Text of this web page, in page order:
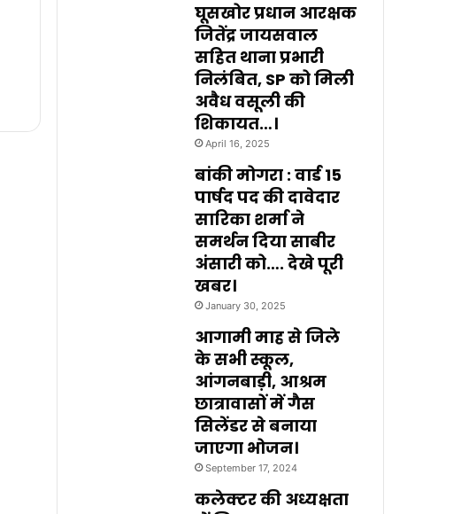
घूसखोर प्रधान आरक्षक
जितेंद्र जायसवाल
सहित थाना प्रभारी
निलंबित, SP को मिली
अवैध वसूली की
शिकायत…।
April 16, 2025
बांकी मोगरा : वार्ड 15
पार्षद पद की दावेदार
सारिका शर्मा ने
समर्थन दिया साबीर
अंसारी को…. देखे पूरी
खबर।
January 30, 2025
आगामी माह से जिले
के सभी स्कूल,
आंगनबाड़ी, आश्रम
छात्रावासों में गैस
सिलेंडर से बनाया
जाएगा भोजन।
September 17, 2024
कलेक्टर की अध्यक्षता